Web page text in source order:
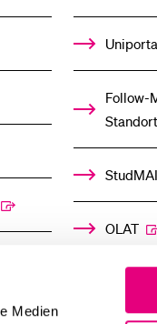
Medien
Follow-
OLAT